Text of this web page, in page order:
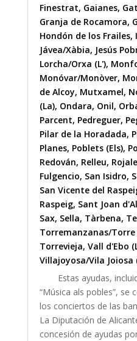
Finestrat, Gaianes,
Granja de Rocamora,
Hondón de los Frailes,
Jávea/Xàbia, Jesús
Lorcha/Orxa (L'),
Monóvar/Monòver,
de Alcoy, Mutxamel,
(La), Ondara, Onil,
Parcent, Pedreguer,
Pilar de la Horadada,
Planes, Poblets (Els),
Redován, Relleu,
Fulgencio, San Isidro,
San Vicente del
Raspeig, Sant Joan
Sax, Sella, Tàrbena,
Torremanzanas/Torre
Torrevieja, Vall d'Ebo
Villajoyosa/Vila Joiosa
Estas ayudas,
“Música als pobles”, se
los conciertos de las
La Diputación de
concesión de ayudas